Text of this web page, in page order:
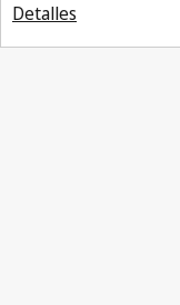
Detalles